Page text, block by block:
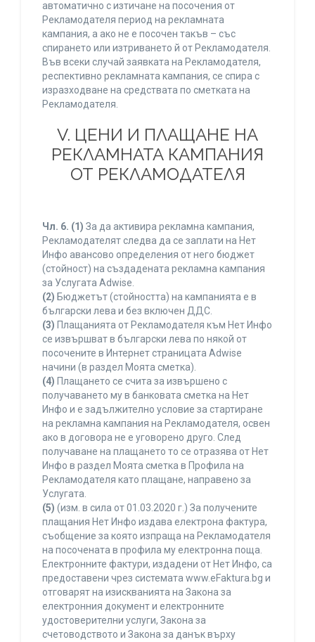
автоматично с изтичане на посочения от
Рекламодателя период на рекламната
кампания, а ако не е посочен такъв – със
спирането или изтриването й от Рекламодателя.
Във всеки случай заявката на Рекламодателя,
респективно рекламната кампания, се спира с
изразходване на средствата по сметката на
Рекламодателя.
V. ЦЕНИ И ПЛАЩАНЕ НА
РЕКЛАМНАТА КАМПАНИЯ
ОТ РЕКЛАМОДАТЕЛЯ
Чл. 6. (1) За да активира рекламна кампания,
Рекламодателят следва да се заплати на Нет
Инфо авансово определения от него бюджет
(стойност) на създадената рекламна кампания
за Услугата Adwise.
(2) Бюджетът (стойността) на кампанията е в
български лева и без включен ДДС.
(3) Плащанията от Рекламодателя към Нет Инфо
се извършват в български лева по някой от
посочените в Интернет страницата Adwise
начини (в раздел Моята сметка).
(4) Плащането се счита за извършено с
получаването му в банковата сметка на Нет
Инфо и е задължително условие за стартиране
на рекламна кампания на Рекламодателя, освен
ако в договора не е уговорено друго. След
получаване на плащането то се отразява от Нет
Инфо в раздел Моята сметка в Профила на
Рекламодателя като плащане, направено за
Услугата.
(5) (изм. в сила от 01.03.2020 г.) За получените
плащания Нет Инфо издава електрона фактура,
съобщение за която изпраща на Рекламодателя
на посочената в профила му електронна поща.
Електронните фактури, издадени от Нет Инфо, са
предоставени чрез системата www.eFaktura.bg и
отговарят на изискванията на Закона за
електронния документ и електронните
удостоверителни услуги, Закона за
счетоводството и Закона за данък върху